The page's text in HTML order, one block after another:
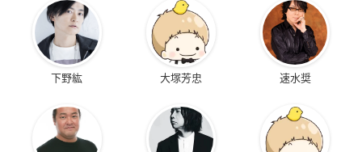
下野紘 大塚芳忠 速水奨